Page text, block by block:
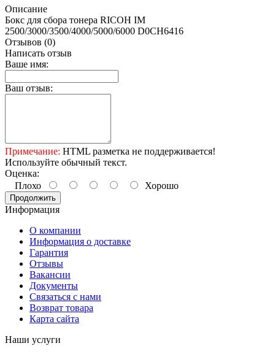
Описание
Бокс для сбора тонера RICOH IM
2500/3000/3500/4000/5000/6000 D0CH6416
Отзывов (0)
Написать отзыв
Ваше имя:
Ваш отзыв:
Примечание: HTML разметка не поддерживается!
Используйте обычный текст.
Оценка:
Плохо
Хорошо
Продолжить
Информация
О компании
Информация о доставке
Гарантия
Отзывы
Вакансии
Документы
Связаться с нами
Возврат товара
Карта сайта
Наши услуги